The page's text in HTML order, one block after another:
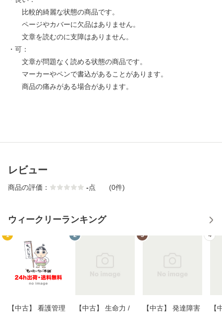
比較的綺麗な状態の商品です。
ページやカバーに欠品はありません。
文章を読むのに支障はありません。
・可：
文章が問題なく読める状態の商品です。
マーカーやペンで書込があることがあります。
商品の痛みがある場合があります。
レビュー
商品の評価： -点 (0件)
ウィークリーランキング
1
【中古】 看護管理
2
【中古】 生命力 /
3
【中古】 発達障害
4
【